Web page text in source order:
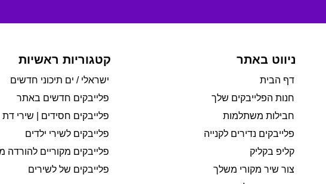
ניווט באתר
דף הבית
חנות הפלייבקים שלך
חבילות משתלמות
פלייבקים נדירים לקנייה
קליפ בקליק
צור שיר מקורי משלך
קטגוריות ראשיות
ישראלי / ים תיכוני חדשים
פלייבקים חדשים באתר
פלייבקים חסידים | שירי דת
פלייבקים לשירי ילדים
פלייבקים מקוריים להורדה
פלייבקים של לשירים